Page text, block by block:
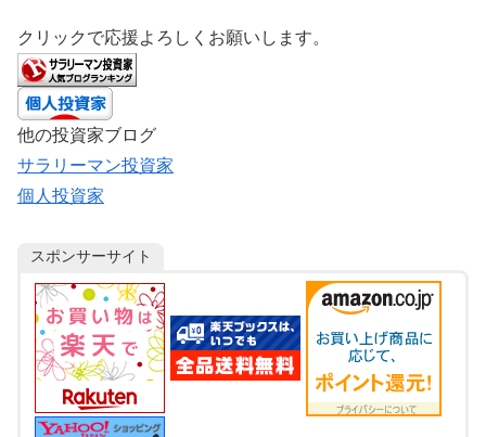
クリックで応援よろしくお願いします。
他の投資家ブログ
サラリーマン投資家
個人投資家
スポンサーサイト